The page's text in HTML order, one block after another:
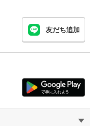
友だち追加